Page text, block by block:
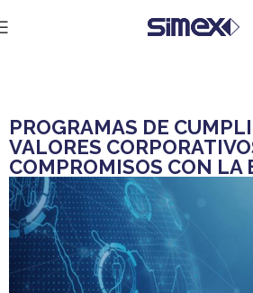
PROGRAMAS DE
VALORES
COMPROMISOS CON LA